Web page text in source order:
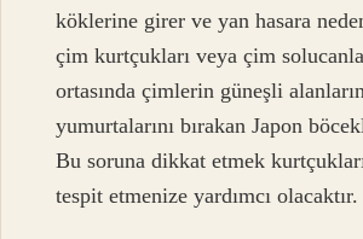
köklerine girer ve yan hasara
çim kurtçukları veya çim
ortasında çimlerin güneşli
yumurtalarını bırakan Japon
Bu soruna dikkat etmek
tespit etmenize yardımcı olacaktır.